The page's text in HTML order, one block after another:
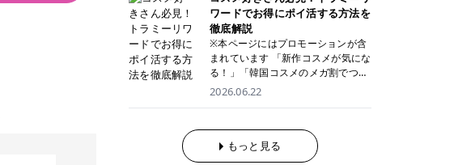
オフ トナーパッドを使用すること
で、洗顔だけでは落としきれない古
い角質や余分な皮脂汚れをやさしく
拭き取り、なめらかな肌へ整えま
す。 保湿ケアまで1枚でできる 保湿
成分を配合したトナーパッドなら、
ケアにもぴったりです。 部分パック
としても使える 多くのトナーパッド
は、乾燥が気になる頬や額、小鼻な
定！月々払いも安くて通いやすい ク
リスタルプロ 公式サイト> リゼクリ
ニック 109,800円(税込)/5回 144,80
0円(税込)/5回 毛質に合わせて脱毛
機を選択可能！有効期限も5年と長
くマイペースに通いやすい ラシャ
メディオスターNeXT PRO ジェント
ルYAGプロ 公式サイト> ｜そもそも
うの？ 脱毛を考えたときに、まず悩
むのが「医療脱毛とエステ脱毛、ど
込)/5回 ジェントルシリーズを選べ
るため、脱毛機にこだわりたい方に
おすすめ！ ジェントルマックスプロ
ジェントルマックスプロプラス ジェ
ントルレーズプロ ソプラノチタニウ
ム 公式サイト> エミナルクリニック
49,500円(税込)/6回 93,500円(税
込)/6回 エミナルクリニックの始め
通いやすい クリスタルプロ 公式サ
イト> リゼクリニック 109,800円(税
します✨ ※メイクアップ効果による
CANMAKE むちぷるティントとは？
CANMAKE むちぷるティントは、テ
ィント・プランパー・保湿ケアを1
本で叶えるリップです。 するすると
塗れるなめらかなテクスチャーで、
縦ジワをカバーしながら、むっちり
としたツヤのある唇を演出します。
るため、乾燥しにくくデイリー使い
にもぴったり！ アイテム詳細を見る
します。 本記事では、2025年11月
～2026年4月までの半年間におい
て、COSMEbi内でのクチコミとSN
Sでの話題性を元に選出されたコス
メやスキンケアなどの化粧品を「総
国コスメ」に分けて1位～3位までを
ランキング形式で発表！ 2026年上
半期 総合大賞 AMUSE（アミュー
ズ）「 ジェルフィットグロス」 👑
「ジェルフィットグロス」の特徴 唇
ワードでお得にポイ活する方法を
徹底解説
※本ページにはプロモーションが含
まれています 「新作コスメが気にな
る！」「韓国コスメのメガ割でつい
買いすぎてしまう……」 そんな美容
を少し工夫するだけでポイントを貯
められるため、コスメやスキンケア
にかかる費用を少しでも抑えたい方
2026.06.22
もっと見る